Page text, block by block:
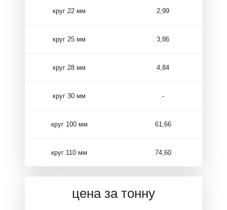
круг 22 мм 2,99
круг 25 мм 3,86
круг 28 мм 4,84
круг 30 мм -
круг 100 мм 61,66
круг 110 мм 74,60
цена за тонну